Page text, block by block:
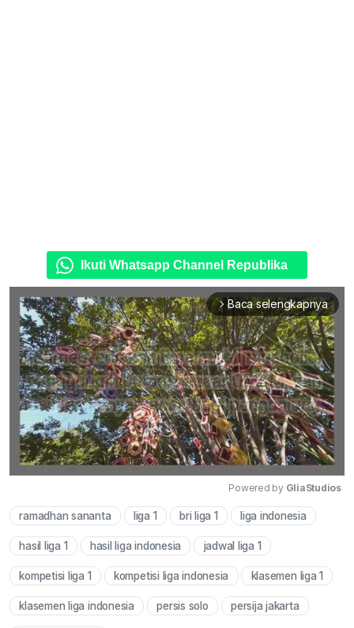
Ikuti Whatsapp Channel Republika
arrow_forward_ios Baca selengkapnya
Mute
Powered by GliaStudios
ramadhan sananta liga 1 bri liga 1 liga indonesia
hasil liga 1 hasil liga indonesia jadwal liga 1
kompetisi liga 1 kompetisi liga indonesia klasemen liga 1
klasemen liga indonesia persis solo persija jakarta